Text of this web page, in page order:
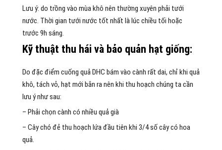
Lưu ý: do trồng vào mùa khô nên thường xuyên phải tưới
nước. Thời gian tưới nước tốt nhất là lúc chiều tối hoặc
trước 9h sáng.
Kỹ thuật thu hái và bảo quản hạt giống:
Do đặc điểm cuống quả DHC bám vào cành rất dai, chỉ khi quả
khô, tách vỏ, hạt mới bắn ra nên khi thu hoạch chúng ta cần
lưu ý như sau:
– Phải chọn cành có nhiều quả già
– Cây chó đẻ thu hoạch lứa đầu tiên khi 3/4 số cây có hoa
quả.